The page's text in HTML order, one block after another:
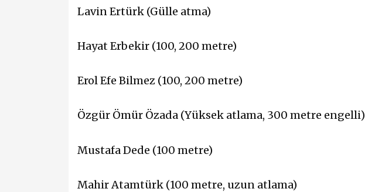
Lavin Ertürk (Gülle atma)
Hayat Erbekir (100, 200 metre)
Erol Efe Bilmez (100, 200 metre)
Özgür Ömür Özada (Yüksek atlama, 300 metre engelli)
Mustafa Dede (100 metre)
Mahir Atamtürk (100 metre, uzun atlama)